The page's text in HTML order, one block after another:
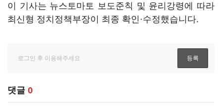
이 기사는 뉴스토마토 보도준칙 및 윤리강령에 따라
최신형 정치정책부장이 최종 확인·수정했습니다.
댓글 0